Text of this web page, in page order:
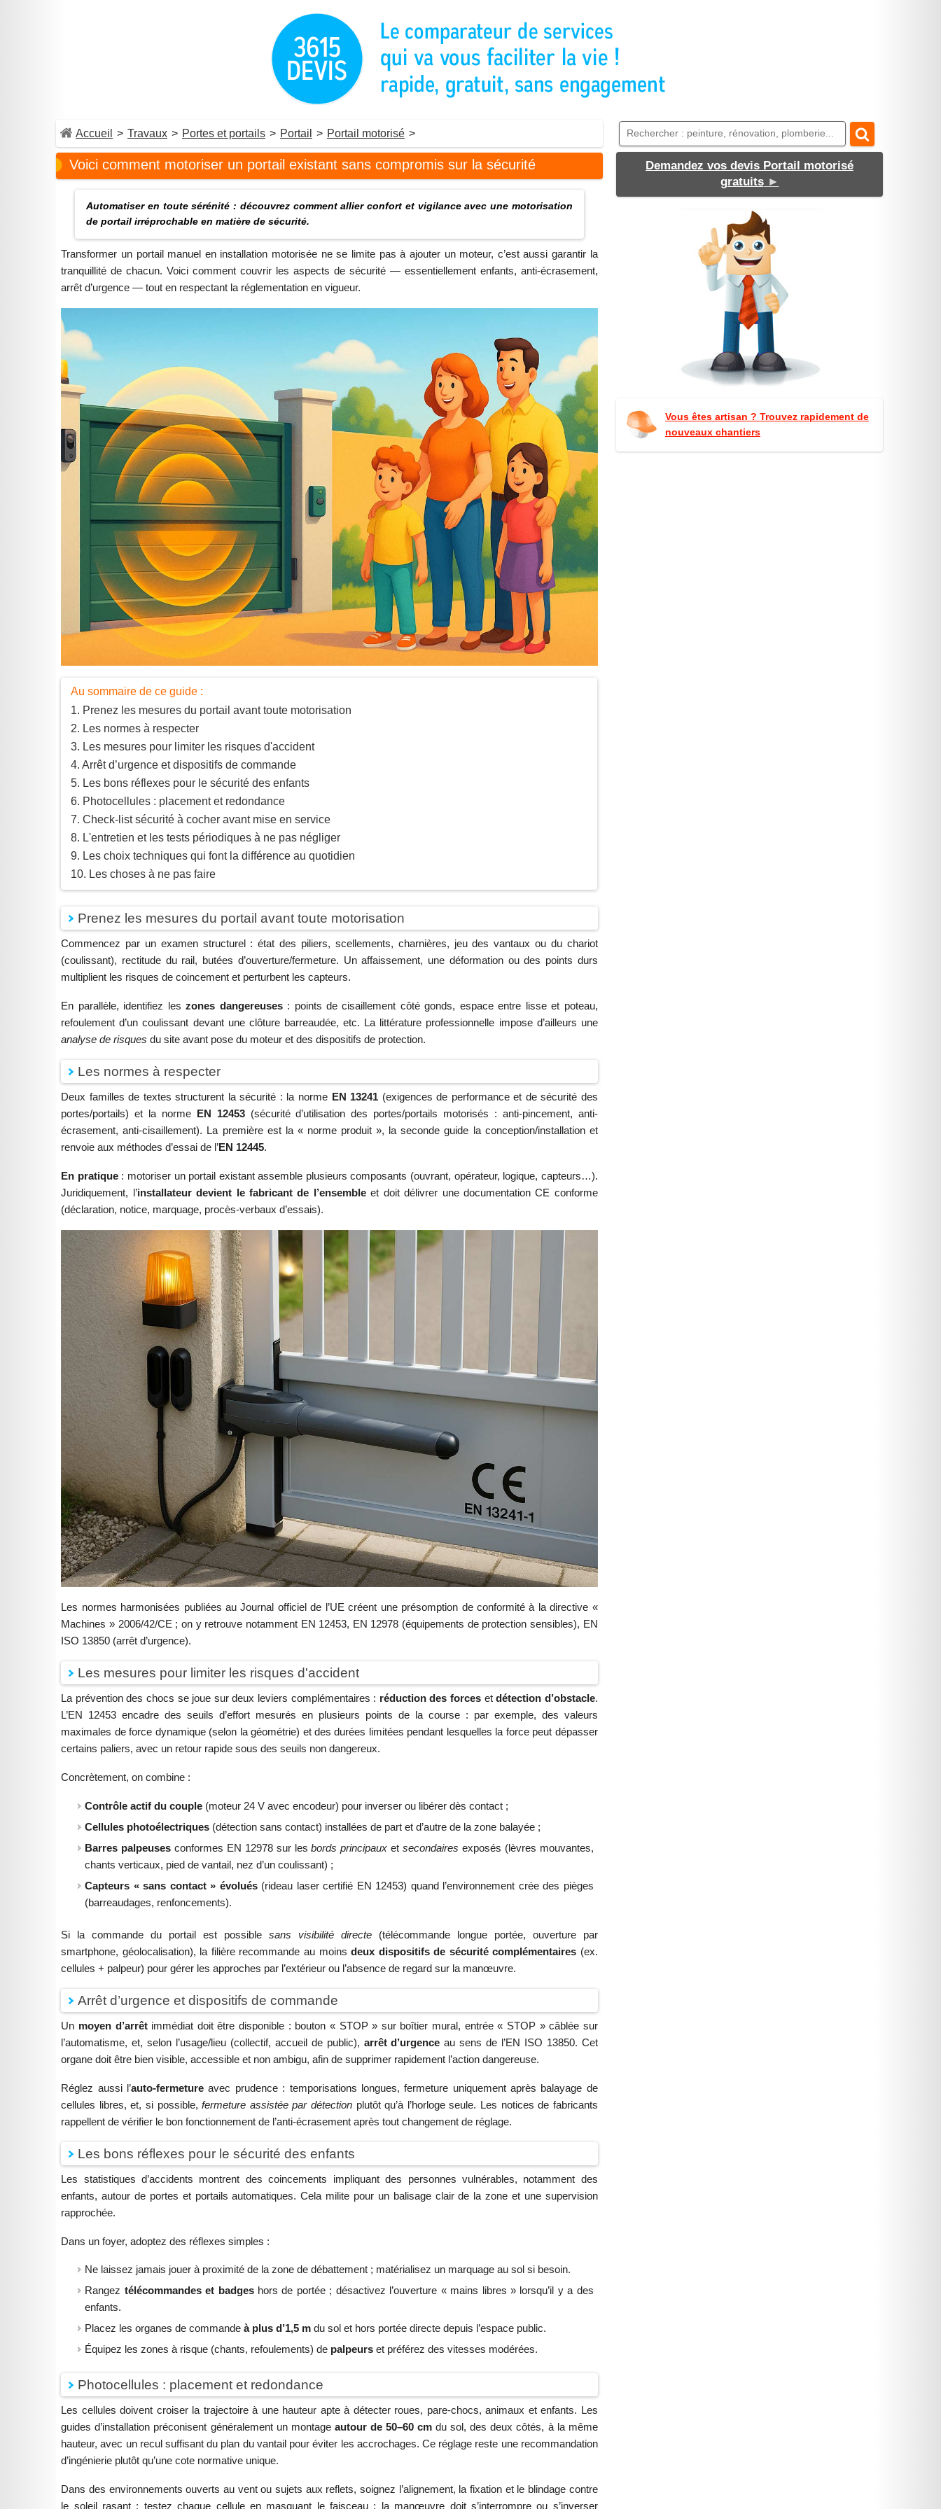
Accueil > Travaux > Portes et portails > Portail > Portail motorisé >
Voici comment motoriser un portail existant sans compromis sur la sécurité
Automatiser en toute sérénité : découvrez comment allier confort et vigilance avec une motorisation
de portail irréprochable en matière de sécurité.
Transformer un portail manuel en installation motorisée ne se limite pas à ajouter un moteur, c’est aussi garantir la
tranquillité de chacun. Voici comment couvrir les aspects de sécurité — essentiellement enfants, anti‑écrasement,
arrêt d’urgence — tout en respectant la réglementation en vigueur.
Au sommaire de ce guide :
Prenez les mesures du portail avant toute motorisation
Les normes à respecter
Les mesures pour limiter les risques d'accident
Arrêt d’urgence et dispositifs de commande
Les bons réflexes pour le sécurité des enfants
Photocellules : placement et redondance
Check-list sécurité à cocher avant mise en service
L'entretien et les tests périodiques à ne pas négliger
Les choix techniques qui font la différence au quotidien
Les choses à ne pas faire
Prenez les mesures du portail avant toute motorisation
Commencez par un examen structurel : état des piliers, scellements, charnières, jeu des vantaux ou du chariot
(coulissant), rectitude du rail, butées d’ouverture/fermeture. Un affaissement, une déformation ou des points durs
multiplient les risques de coincement et perturbent les capteurs.
En parallèle, identifiez leszones dangereuses: points de cisaillement côté gonds, espace entre lisse et poteau,
refoulement d’un coulissant devant une clôture barreaudée, etc. La littérature professionnelle impose d’ailleurs une
analyse de risques du site avant pose du moteur et des dispositifs de protection.
Les normes à respecter
Deux familles de textes structurent la sécurité : la norme EN 13241 (exigences de performance et de sécurité des
portes/portails) et la norme EN 12453(sécurité d’utilisation des portes/portails motorisés : anti-pincement, anti-
écrasement, anti-cisaillement). La première est la « norme produit », la seconde guide la conception/installation et
renvoie aux méthodes d’essai de l’EN 12445.
En pratique: motoriser un portail existant assemble plusieurs composants (ouvrant, opérateur, logique, capteurs…).
Juridiquement, l’installateur devient le fabricant de l’ensembleet doit délivrer une documentation CE conforme
(déclaration, notice, marquage, procès-verbaux d’essais).
Les normes harmonisées publiées au Journal officiel de l’UE créent une présomption de conformité à la directive «
Machines » 2006/42/CE ; on y retrouve notamment EN 12453, EN 12978 (équipements de protection sensibles), EN
ISO 13850 (arrêt d’urgence).
Les mesures pour limiter les risques d'accident
La prévention des chocs se joue sur deux leviers complémentaires : réduction des forcesetdétection d’obstacle.
L’EN 12453 encadre des seuils d’effort mesurés en plusieurs points de la course : par exemple, des valeurs
maximales de force dynamique (selon la géométrie) et des durées limitées pendant lesquelles la force peut dépasser
certains paliers, avec un retour rapide sous des seuils non dangereux.
Concrètement, on combine :
Contrôle actif du couple (moteur 24 V avec encodeur) pour inverser ou libérer dès contact ;
Cellules photoélectriques (détection sans contact) installées de part et d’autre de la zone balayée ;
Barres palpeuses conformes EN 12978 sur lesbords principaux etsecondaires exposés (lèvres mouvantes,
chants verticaux, pied de vantail, nez d’un coulissant) ;
Capteurs « sans contact » évolués(rideau laser certifié EN 12453) quand l’environnement crée des pièges
(barreaudages, renfoncements).
Si la commande du portail est possible sans visibilité directe(télécommande longue portée, ouverture par
smartphone, géolocalisation), la filière recommande au moinsdeux dispositifs de sécurité complémentaires (ex.
cellules + palpeur) pour gérer les approches par l’extérieur ou l’absence de regard sur la manœuvre.
Arrêt d’urgence et dispositifs de commande
Un moyen d’arrêtimmédiat doit être disponible : bouton « STOP » sur boîtier mural, entrée « STOP » câblée sur
l’automatisme, et, selon l’usage/lieu (collectif, accueil de public), arrêt d’urgence au sens de l’EN ISO 13850. Cet
organe doit être bien visible, accessible et non ambigu, afin de supprimer rapidement l’action dangereuse.
Réglez aussi l’auto-fermeture avec prudence : temporisations longues, fermeture uniquement après balayage de
cellules libres, et, si possible,fermeture assistée par détection plutôt qu’à l’horloge seule. Les notices de fabricants
rappellent de vérifier le bon fonctionnement de l’anti-écrasement après tout changement de réglage.
Les bons réflexes pour le sécurité des enfants
Les statistiques d’accidents montrent des coincements impliquant des personnes vulnérables, notamment des
enfants, autour de portes et portails automatiques. Cela milite pour un balisage clair de la zone et une supervision
rapprochée.
Dans un foyer, adoptez des réflexes simples :
Ne laissez jamais jouer à proximité de la zone de débattement ; matérialisez un marquage au sol si besoin.
Rangez télécommandes et badgeshors de portée ; désactivez l’ouverture « mains libres » lorsqu’il y a des
enfants.
Placez les organes de commandeà plus d’1,5 m du sol et hors portée directe depuis l’espace public.
Équipez les zones à risque (chants, refoulements) de palpeurs et préférez des vitesses modérées.
Photocellules : placement et redondance
Les cellules doivent croiser la trajectoire à une hauteur apte à détecter roues, pare-chocs, animaux et enfants. Les
guides d’installation préconisent généralement un montage autour de 50–60 cm du sol, des deux côtés, à la même
hauteur, avec un recul suffisant du plan du vantail pour éviter les accrochages. Ce réglage reste une recommandation
d’ingénierie plutôt qu’une cote normative unique.
Dans des environnements ouverts au vent ou sujets aux reflets, soignez l’alignement, la fixation et le blindage contre
le soleil rasant ; testez chaque cellule en masquant le faisceau : la manœuvre doit s’interrompre ou s’inverser
Demandez vos devis Portail motorisé
gratuits►
Vous êtes artisan ? Trouvez rapidement de
nouveaux chantiers